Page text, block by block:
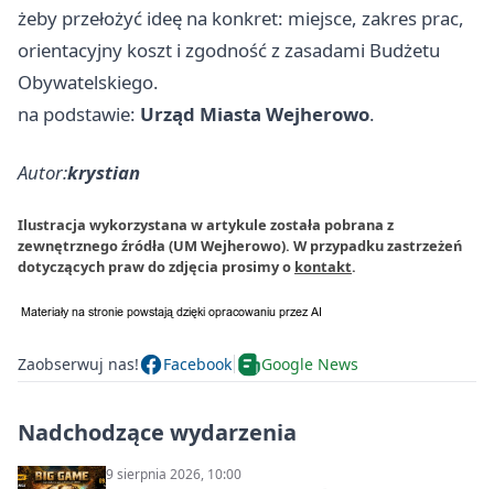
żeby przełożyć ideę na konkret: miejsce, zakres prac,
orientacyjny koszt i zgodność z zasadami Budżetu
Obywatelskiego.
na podstawie: Urząd Miasta Wejherowo.
Autor:krystian
Ilustracja wykorzystana w artykule została pobrana z
zewnętrznego źródła (UM Wejherowo). W przypadku zastrzeżeń
dotyczących praw do zdjęcia prosimy o kontakt.
Zaobserwuj nas! Facebook Google News
Nadchodzące wydarzenia
9 sierpnia 2026, 10:00